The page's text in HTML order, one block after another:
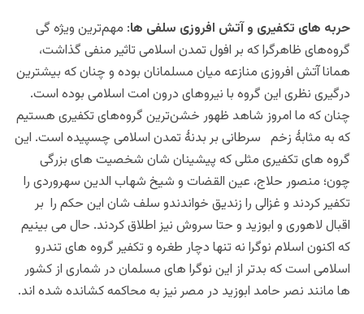
حربه های تکفیری و آتش افروزی سلفی ها: مهم‌ترین ویژه گی
گروه‌های ظاهرگرا که بر افول تمدن اسلامی تاثیر منفی گذاشت،
همانا آتش افروزی منازعه میان مسلمانان بوده و چنان که بیشترین
درگیری نظری این گروه با نیروهای درون امت اسلامی بوده است.
چنان که ما امروز شاهد ظهور خشن‌ترین گروه‌های تکفیری هستیم
که به مثابۀ زخم سرطانی بر بدنۀ تمدن اسلامی چسپیده است. این
گروه های تکفیری مثلی که پیشینان شان شخصیت های بزرگی
چون؛ منصور حلاج، عین القضات و شیخ شهاب الدین سهروردی را
تکفیر کردند و غزالی را زندیق خواندندو سلف شان این حکم را بر
اقبال لاهوری و ابوزید و حتا سروش نیز اطلاق کردند. حال می بینیم
که اکنون اسلام نوگرا نه تنها دچار طغره و تکفیر گروه های تندرو
اسلامی است که بدتر از این نوگرا های مسلمان در شماری از کشور
ها مانند نصر حامد ابوزید در مصر نیز به محاکمه کشانده شده اند.